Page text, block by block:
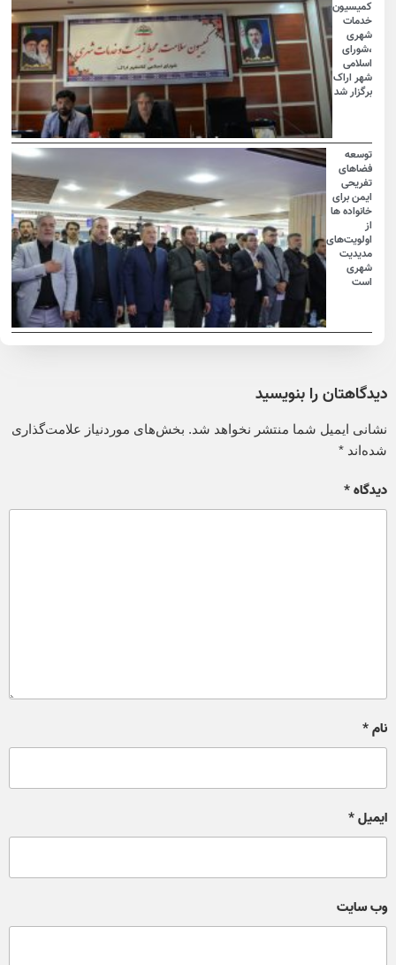
کمیسیون
خدمات
شهری
،شورای
اسلامی
شهر اراک
برگزار شد
توسعه
فضاهای
تفریحی
ایمن برای
خانواده ها
اولویت‌های
مدیدیت
شهری
است
دیدگاهتان را بنویسید
نشانی ایمیل شما منتشر نخواهد شد. بخش‌های موردنیاز علامت‌گذاری
شده‌اند*
دیدگاه*
نام*
ایمیل*
وب‌ سایت